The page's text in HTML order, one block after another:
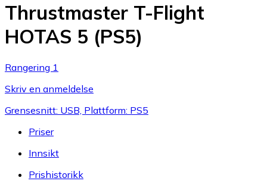
Thrustmaster T-Flight
HOTAS 5 (PS5)
Rangering 1
Skriv en anmeldelse
Grensesnitt: USB, Plattform: PS5
Priser
Innsikt
Prishistorikk